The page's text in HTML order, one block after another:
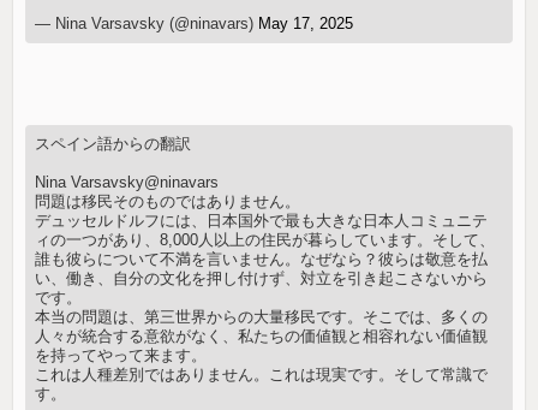
— Nina Varsavsky (@ninavars) May 17, 2025
スペイン語からの翻訳
Nina Varsavsky@ninavars
問題は移民そのものではありません。
デュッセルドルフには、日本国外で最も大きな日本人コミュニテ
ィの一つがあり、8,000人以上の住民が暮らしています。そして、
誰も彼らについて不満を言いません。なぜなら？彼らは敬意を払
い、働き、自分の文化を押し付けず、対立を引き起こさないから
です。
本当の問題は、第三世界からの大量移民です。そこでは、多くの
人々が統合する意欲がなく、私たちの価値観と相容れない価値観
を持ってやって来ます。
これは人種差別ではありません。これは現実です。そして常識で
す。